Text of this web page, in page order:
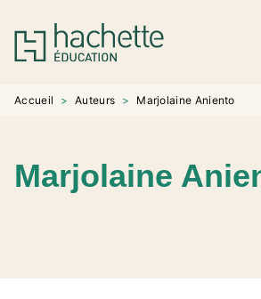
MENU RECHERCHE
PIED DE PAGE
Accueil > Auteurs > Marjolaine Aniento
Marjolaine